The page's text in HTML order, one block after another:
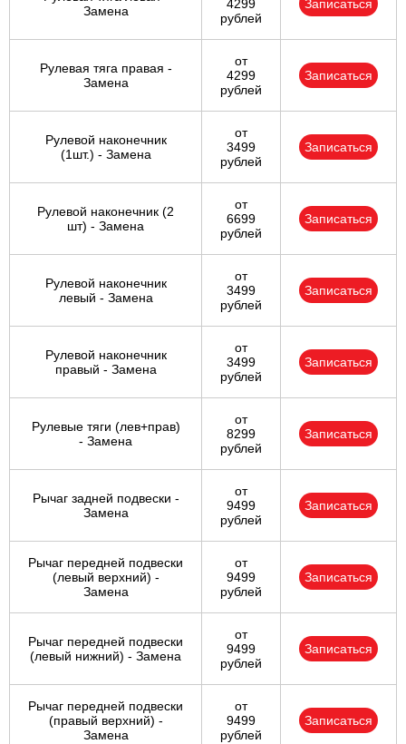
Замена
4299
рублей
Записаться
Рулевая тяга правая -
Замена
от
4299
рублей
Записаться
Рулевой наконечник
(1шт.) - Замена
от
3499
рублей
Записаться
Рулевой наконечник (2
шт) - Замена
от
6699
рублей
Записаться
Рулевой наконечник
левый - Замена
от
3499
рублей
Записаться
Рулевой наконечник
правый - Замена
от
3499
рублей
Записаться
Рулевые тяги (лев+прав)
- Замена
от
8299
рублей
Записаться
Рычаг задней подвески -
Замена
от
9499
рублей
Записаться
Рычаг передней подвески
(левый верхний) -
Замена
от
9499
рублей
Записаться
Рычаг передней подвески
(левый нижний) - Замена
от
9499
рублей
Записаться
Рычаг передней подвески
(правый верхний) -
Замена
от
9499
рублей
Записаться